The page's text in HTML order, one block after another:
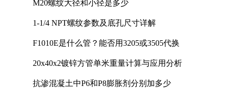
M20螺纹大径和小径是多少
1-1/4 NPT螺纹参数及底孔尺寸详解
F1010E是什么管？能否用3205或3505代换
20x40x2镀锌方管单米重量计算与应用分析
抗渗混凝土中P6和P8膨胀剂分别加多少